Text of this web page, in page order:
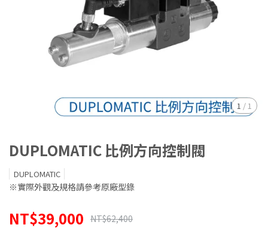
1 /1
DUPLOMATIC 比例方向控制閥
DUPLOMATIC
※實際外觀及規格請參考原廠型錄
NT$39,000 NT$62,400